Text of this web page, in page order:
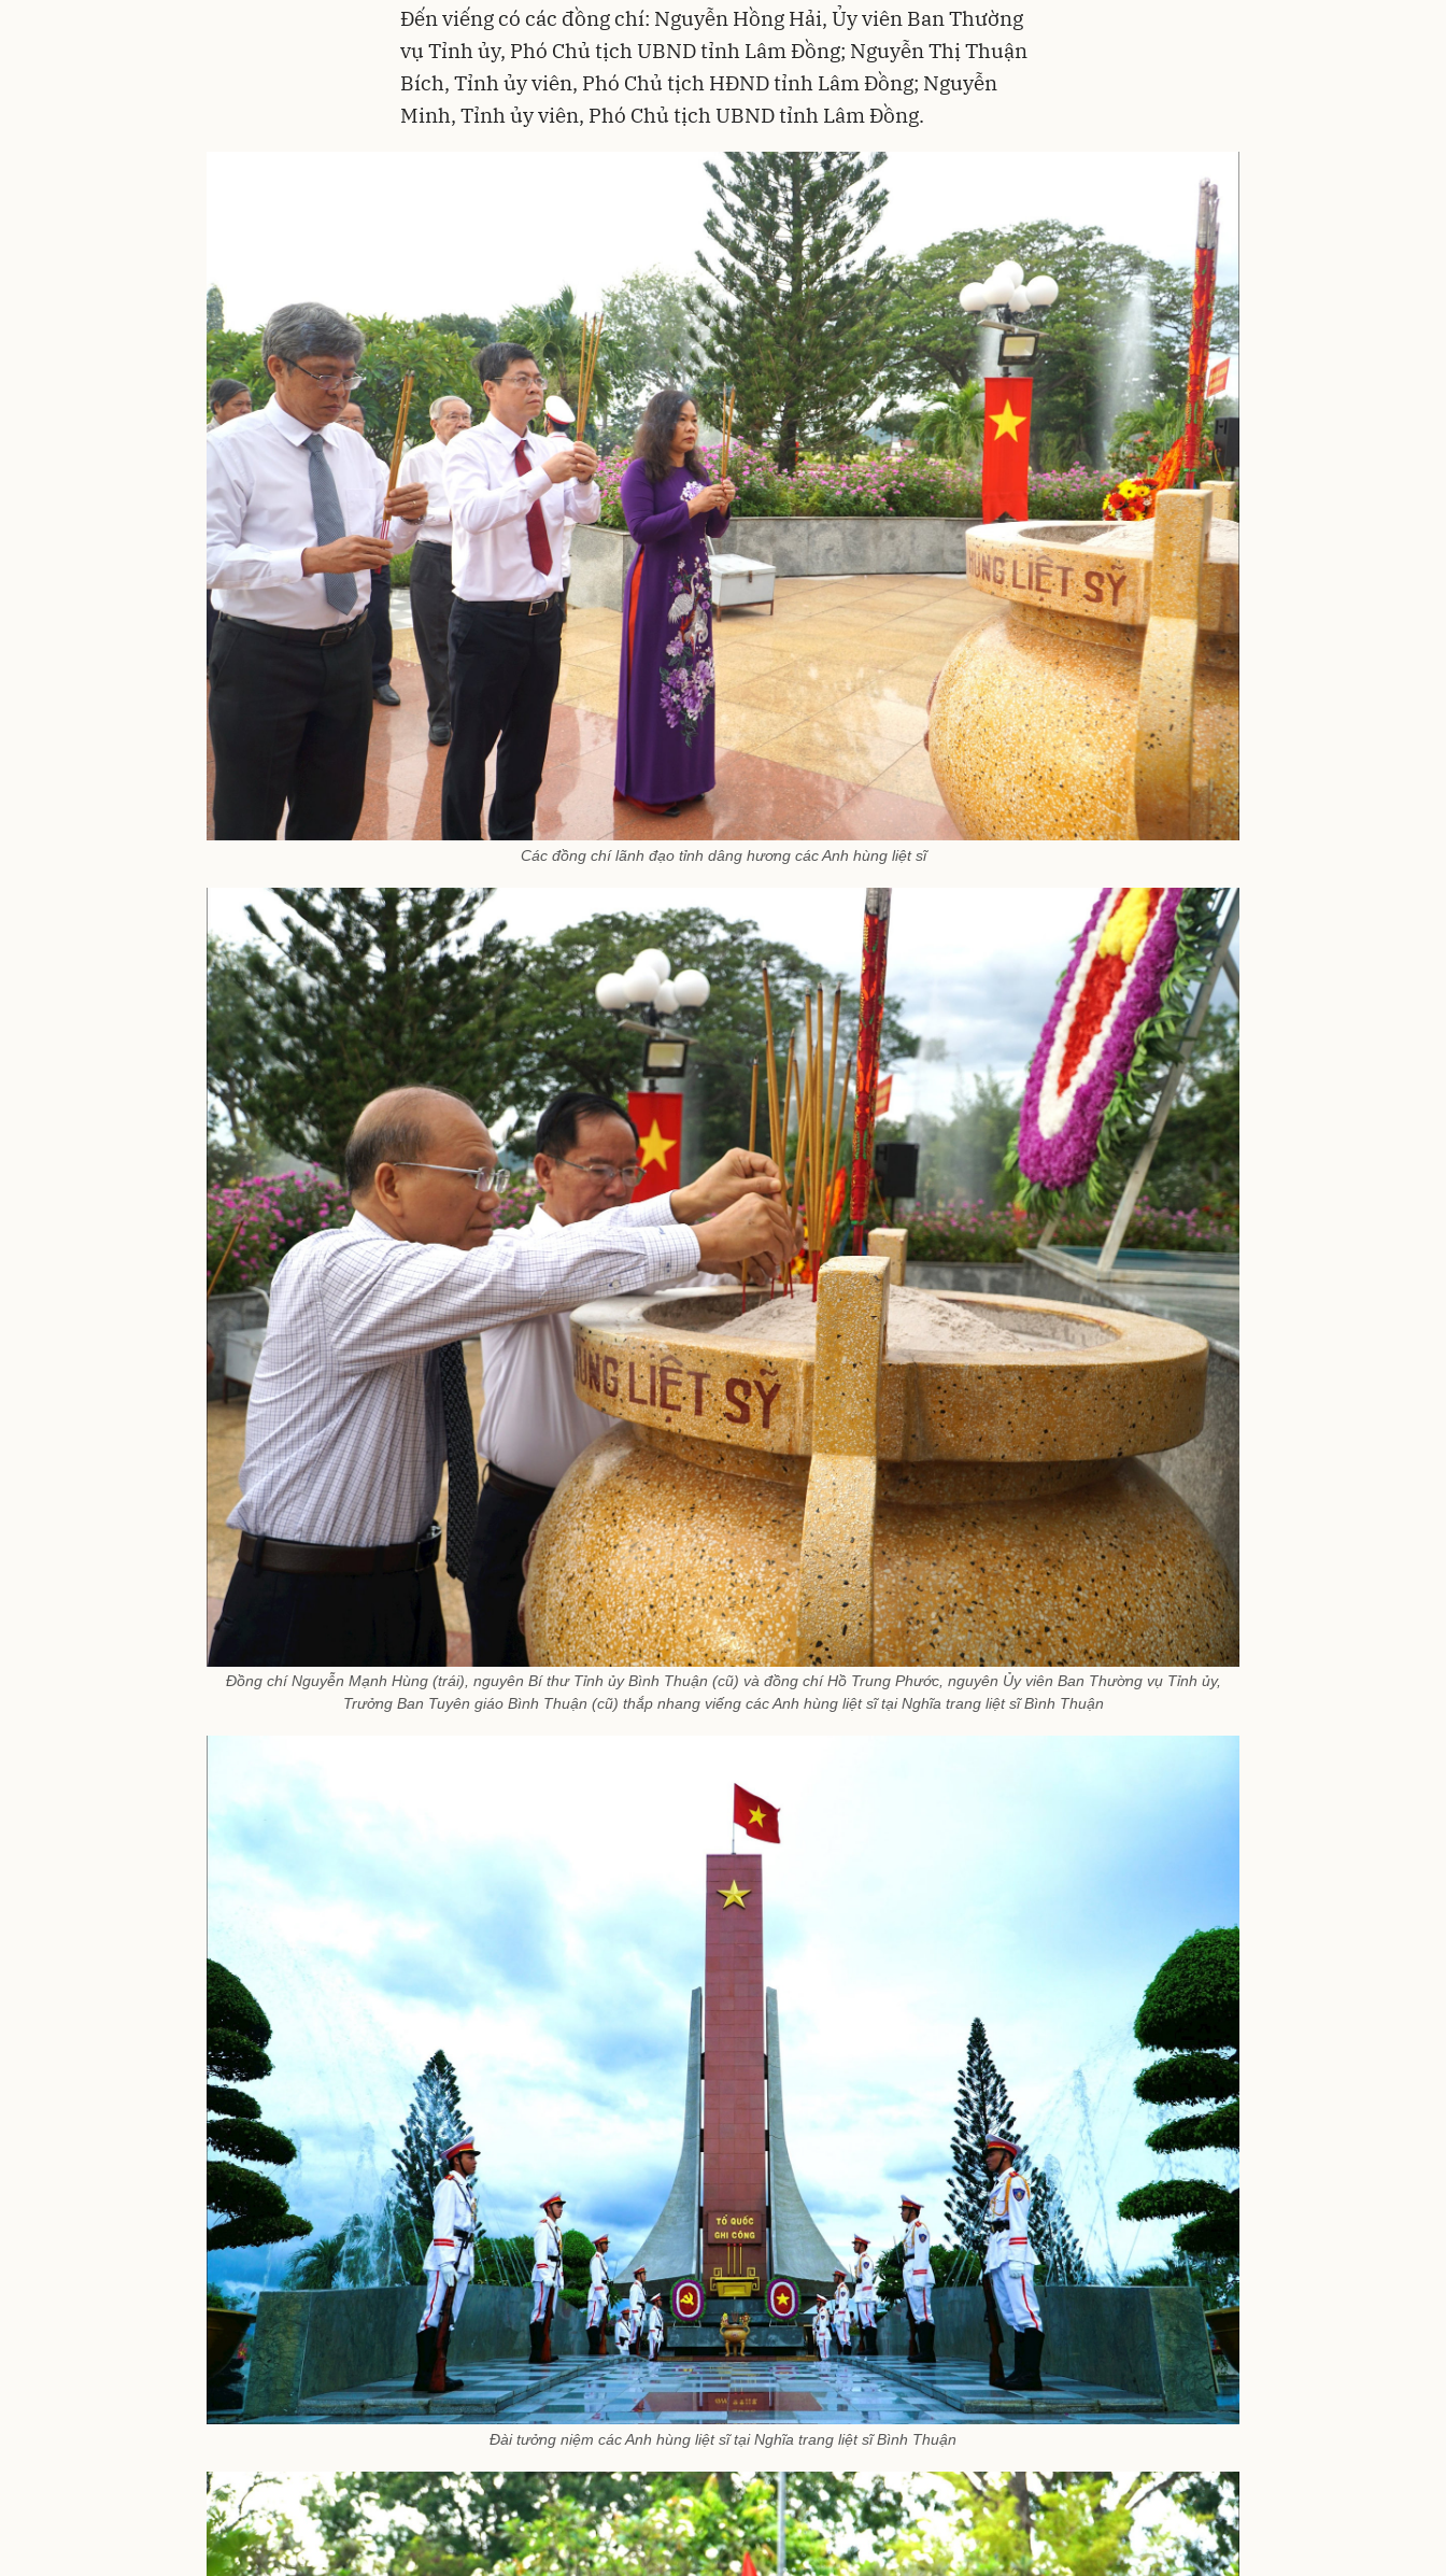
Đến viếng có các đồng chí: Nguyễn Hồng Hải, Ủy viên Ban Thường
vụ Tỉnh ủy, Phó Chủ tịch UBND tỉnh Lâm Đồng; Nguyễn Thị Thuận
Bích, Tỉnh ủy viên, Phó Chủ tịch HĐND tỉnh Lâm Đồng; Nguyễn
Minh, Tỉnh ủy viên, Phó Chủ tịch UBND tỉnh Lâm Đồng.
Các đồng chí lãnh đạo tỉnh dâng hương các Anh hùng liệt sĩ
Đồng chí Nguyễn Mạnh Hùng (trái), nguyên Bí thư Tỉnh ủy Bình Thuận (cũ) và đồng chí Hồ Trung Phước, nguyên Ủy viên Ban Thường vụ Tỉnh ủy,
Trưởng Ban Tuyên giáo Bình Thuận (cũ) thắp nhang viếng các Anh hùng liệt sĩ tại Nghĩa trang liệt sĩ Bình Thuận
Đài tưởng niệm các Anh hùng liệt sĩ tại Nghĩa trang liệt sĩ Bình Thuận